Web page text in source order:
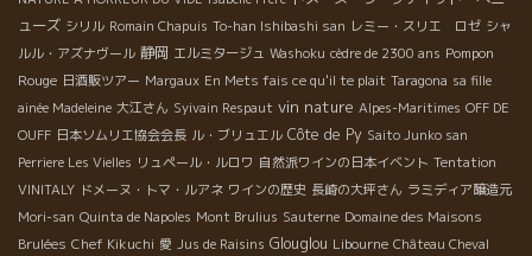
ューズ シリル Romain Chapuis To-han Ishibashi san レミー・スリエ ロゼ シャ
ルル・アズナヴール 静岡 エルミタージュ Washoku cèdre de 2300 ans Pompon
Rouge 日酒販ツアー Margaux En Mets fais ce qu'il te plait Taragona sa fille
ainée Madeleine 大江さん Syivain Respaut vin nature Alpes-Maritimes OFF DE
OUFF 日本ソムリエ協会会長 ル・ブリュエル Côte de Py Saito Junko san
Perriere Les Vielles リュペール・ルロワ 自然派ワインの日本イベント Tentation
VINITALY ドメーヌ・トマ・ルアネ ワインの歴史 長崎の大坪さん ラミディア醸造元
Mori-san Quinta de Napoles Mont Brulius Sauterne Domaine des Maisons
Brulées Chef Kikuchi 愛 Jus de Raisins Glouglou Libourne Château Cheval